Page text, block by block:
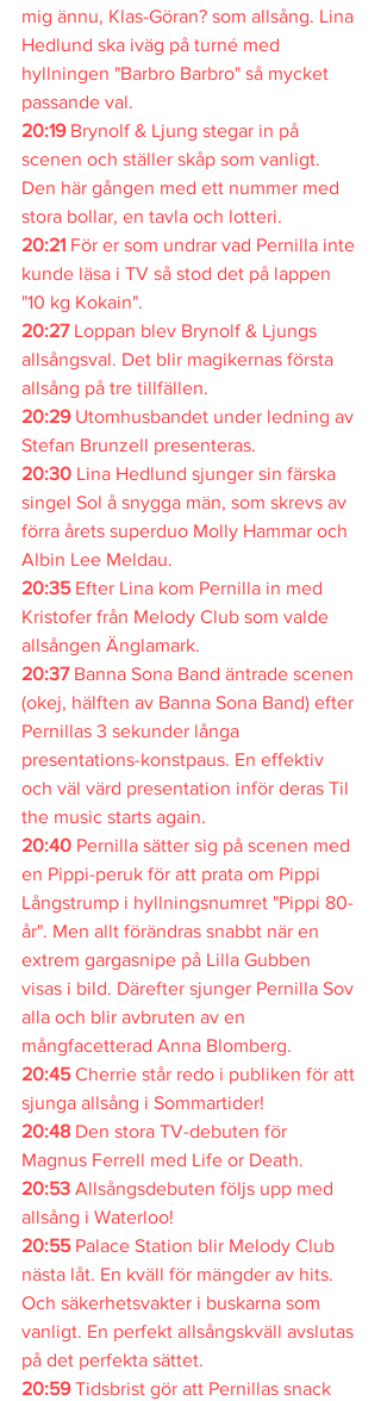
mig ännu, Klas-Göran? som allsång. Lina
Hedlund ska iväg på turné med
hyllningen "Barbro Barbro" så mycket
passande val.
20:19 Brynolf & Ljung stegar in på
scenen och ställer skåp som vanligt.
Den här gången med ett nummer med
stora bollar, en tavla och lotteri.
20:21 För er som undrar vad Pernilla inte
kunde läsa i TV så stod det på lappen
"10 kg Kokain".
20:27 Loppan blev Brynolf & Ljungs
allsångsval. Det blir magikernas första
allsång på tre tillfällen.
20:29 Utomhusbandet under ledning av
Stefan Brunzell presenteras.
20:30 Lina Hedlund sjunger sin färska
singel Sol å snygga män, som skrevs av
förra årets superduo Molly Hammar och
Albin Lee Meldau.
20:35 Efter Lina kom Pernilla in med
Kristofer från Melody Club som valde
allsången Änglamark.
20:37 Banna Sona Band äntrade scenen
(okej, hälften av Banna Sona Band) efter
Pernillas 3 sekunder långa
presentations-konstpaus. En effektiv
och väl värd presentation inför deras Til
the music starts again.
20:40 Pernilla sätter sig på scenen med
en Pippi-peruk för att prata om Pippi
Långstrump i hyllningsnumret "Pippi 80-
år". Men allt förändras snabbt när en
extrem gargasnipe på Lilla Gubben
visas i bild. Därefter sjunger Pernilla Sov
alla och blir avbruten av en
mångfacetterad Anna Blomberg.
20:45 Cherrie står redo i publiken för att
sjunga allsång i Sommartider!
20:48 Den stora TV-debuten för
Magnus Ferrell med Life or Death.
20:53 Allsångsdebuten följs upp med
allsång i Waterloo!
20:55 Palace Station blir Melody Club
nästa låt. En kväll för mängder av hits.
Och säkerhetsvakter i buskarna som
vanligt. En perfekt allsångskväll avslutas
på det perfekta sättet.
20:59 Tidsbrist gör att Pernillas snack